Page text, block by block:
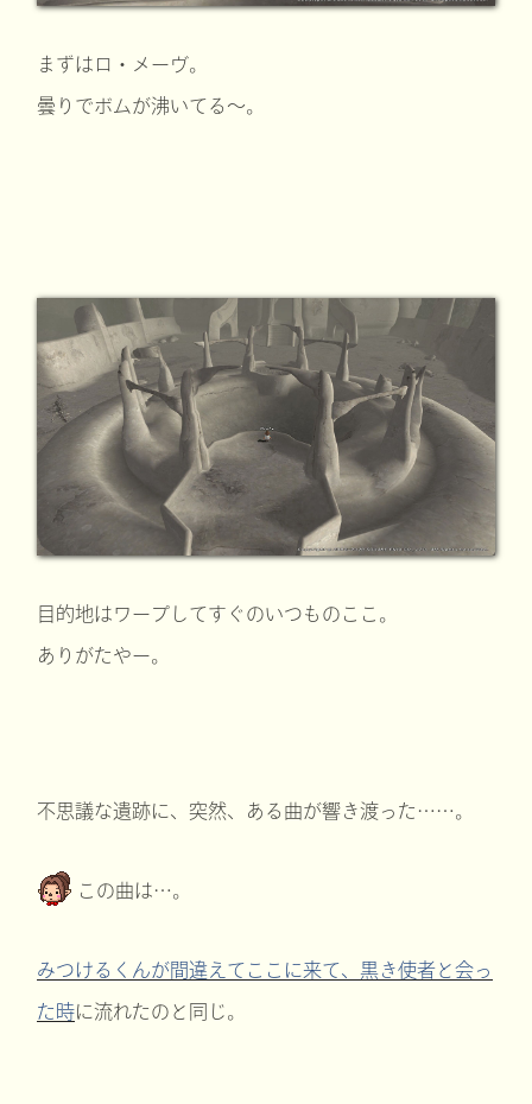
まずはロ・メーヴ。
曇りでボムが沸いてる～。
目的地はワープしてすぐのいつものここ。
ありがたやー。
不思議な遺跡に、突然、ある曲が響き渡った……。
この曲は…。
みつけるくんが間違えてここに来て、黒き使者と会っ
た時に流れたのと同じ。